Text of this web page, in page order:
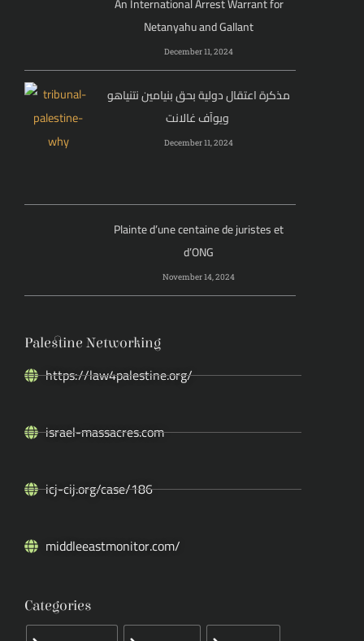
Netanyahu and Gallant
December 11, 2024
مذكرة اعتقال دولية بحق بنيامين نتنياهو
December 11, 2024
Plainte d’une centaine de juristes et
d’ONG
November 14, 2024
Palestine Networking
https://law4palestine.org/
israel-massacres.com
icj-cij.org/case/186
middleeastmonitor.com/
Categories